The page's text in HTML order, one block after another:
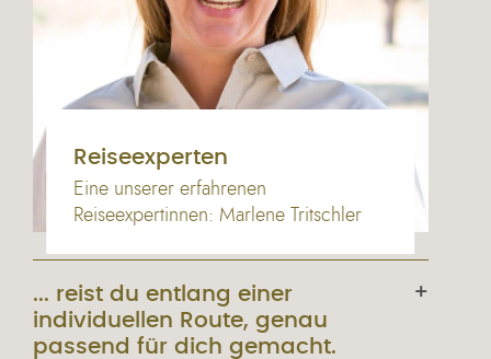
Reiseexperten
Eine unserer erfahrenen
Reiseexpertinnen: Marlene Tritschler
... reist du entlang einer
individuellen Route, genau
passend für dich gemacht.